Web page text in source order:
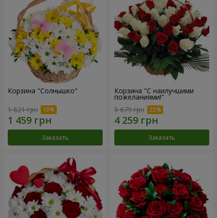
Корзина "Солнышко"
1 621 грн
Заказать
Корзина "С наилучшими
пожеланиями!"
5 679 грн
Заказать